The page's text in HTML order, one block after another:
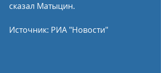
сказал Матыцин.
Источник: РИА "Новости"